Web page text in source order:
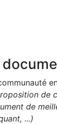
de
de
...)